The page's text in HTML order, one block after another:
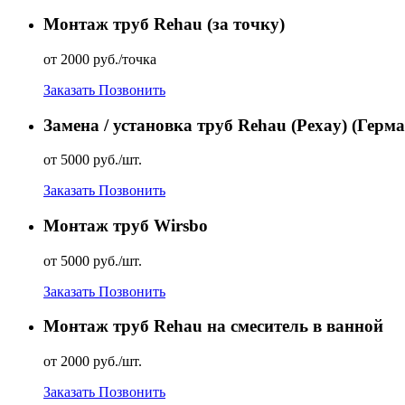
Монтаж труб Rehau (за точку)
от 2000 руб./точка
Заказать Позвонить
Замена / установка труб Rehau (Рехаy)
от 5000 руб./шт.
Заказать Позвонить
Монтаж труб Wirsbo
от 5000 руб./шт.
Заказать Позвонить
Монтаж труб Rehau на смеситель в ванной
от 2000 руб./шт.
Заказать Позвонить